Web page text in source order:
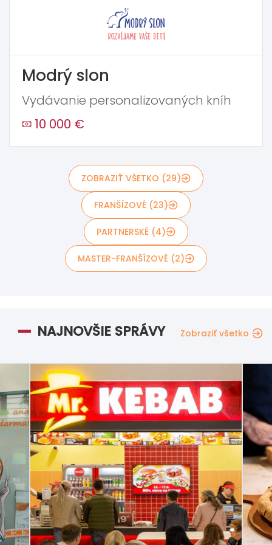
Modrý slon
Vydávanie personalizovaných kníh
10 000 €
ZOBRAZIŤ VŠETKO (29)
FRANŠÍZOVÉ (23)
PARTNERSKÉ (4)
MASTER-FRANŠÍZOVÉ (2)
NAJNOVŠIE SPRÁVY Zobraziť všetko